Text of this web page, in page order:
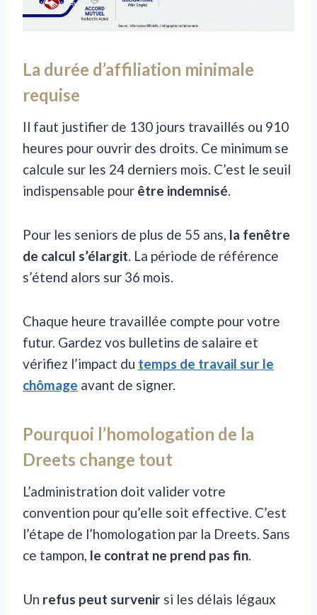
La durée d’affiliation minimale
requise
Il faut justifier de 130 jours travaillés ou 910
heures pour ouvrir des droits. Ce minimum se
calcule sur les 24 derniers mois. C’est le seuil
indispensable pour être indemnisé.
Pour les seniors de plus de 55 ans, la fenêtre
de calcul s’élargit. La période de référence
s’étend alors sur 36 mois.
Chaque heure travaillée compte pour votre
futur. Gardez vos bulletins de salaire et
vérifiez l’impact du temps de travail sur le
chômage avant de signer.
Pourquoi l’homologation de la
Dreets change tout
L’administration doit valider votre
convention pour qu’elle soit effective. C’est
l’étape de l’homologation par la Dreets. Sans
ce tampon, le contrat ne prend pas fin.
Un refus peut survenir si les délais légaux